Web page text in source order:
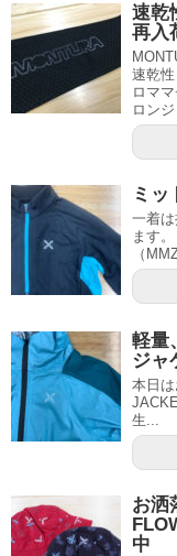
速乾
再入
速乾
ロマ
ロン
ミ
一着
ます
（
軽量
ジャ
本日
生...
お洒
中